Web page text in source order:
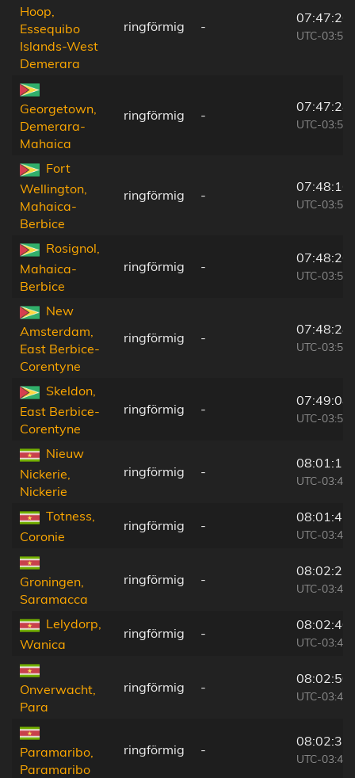
Hoop,
Essequibo
Islands-West
Demerara
ringförmig -
07:47:26
UTC-03:52
Georgetown,
Demerara-
Mahaica
ringförmig -
07:47:28
UTC-03:52
Fort
Wellington,
Mahaica-
Berbice
ringförmig -
07:48:16
UTC-03:52
Rosignol,
Mahaica-
Berbice
ringförmig -
07:48:26
UTC-03:52
New
Amsterdam,
East Berbice-
Corentyne
ringförmig -
07:48:28
UTC-03:52
Skeldon,
East Berbice-
Corentyne
ringförmig -
07:49:08
UTC-03:52
Nieuw
Nickerie,
Nickerie
ringförmig -
08:01:11
UTC-03:40
Totness,
Coronie
ringförmig -
08:01:41
UTC-03:40
Groningen,
Saramacca
ringförmig -
08:02:23
UTC-03:40
Lelydorp,
Wanica
ringförmig -
08:02:40
UTC-03:40
Onverwacht,
Para
ringförmig -
08:02:50
UTC-03:40
Paramaribo,
Paramaribo
ringförmig -
08:02:32
UTC-03:40